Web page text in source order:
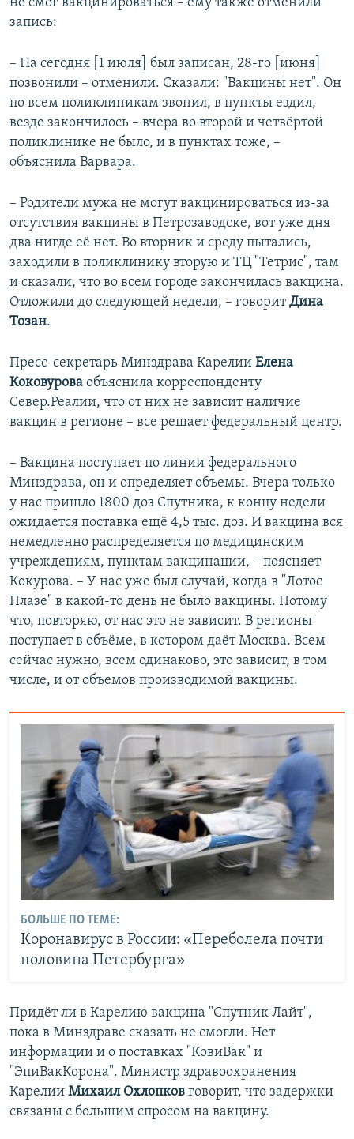
не смог вакцинироваться – ему также отменили
запись:
– На сегодня [1 июля] был записан, 28-го [июня]
позвонили – отменили. Сказали: "Вакцины нет". Он
по всем поликлиникам звонил, в пункты ездил,
везде закончилось – вчера во второй и четвёртой
поликлинике не было, и в пунктах тоже, –
объяснила Варвара.
– Родители мужа не могут вакцинироваться из-за
отсутствия вакцины в Петрозаводске, вот уже дня
два нигде её нет. Во вторник и среду пытались,
заходили в поликлинику вторую и ТЦ "Тетрис", там
и сказали, что во всем городе закончилась вакцина.
Отложили до следующей недели, – говоритДина
Тозан.
Пресс-секретарь Минздрава Карелии Елена
Коковурова объяснила корреспонденту
Север.Реалии, что от них не зависит наличие
вакцин в регионе – все решает федеральный центр.
– Вакцина поступает по линии федерального
Минздрава, он и определяет объемы. Вчера только
у нас пришло 1800 доз Спутника, к концу недели
ожидается поставка ещё 4,5 тыс. доз. И вакцина вся
немедленно распределяется по медицинским
учреждениям, пунктам вакцинации, – поясняет
Кокурова. – У нас уже был случай, когда в "Лотос
Плазе" в какой-то день не было вакцины. Потому
что, повторяю, от нас это не зависит. В регионы
поступает в объёме, в котором даёт Москва. Всем
сейчас нужно, всем одинаково, это зависит, в том
числе, и от объемов производимой вакцины.
БОЛЬШЕ ПО ТЕМЕ:
Коронавирус в России: «Переболела почти
половина Петербурга»
Придёт ли в Карелию вакцина "Спутник Лайт",
пока в Минздраве сказать не смогли. Нет
информации и о поставках "КовиВак" и
"ЭпиВакКорона". Министр здравоохранения
Карелии Михаил Охлопков говорит, что задержки
связаны с большим спросом на вакцину.